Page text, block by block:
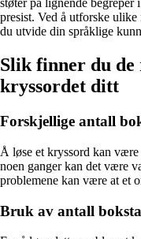
støter på lignende begreper
presist. Ved å utforske
du utvide din språklige
Slik finner du
kryssordet ditt
Forskjellige antall
Å løse et kryssord kan
noen ganger kan det være
problemene kan være at et
Bruk av antall